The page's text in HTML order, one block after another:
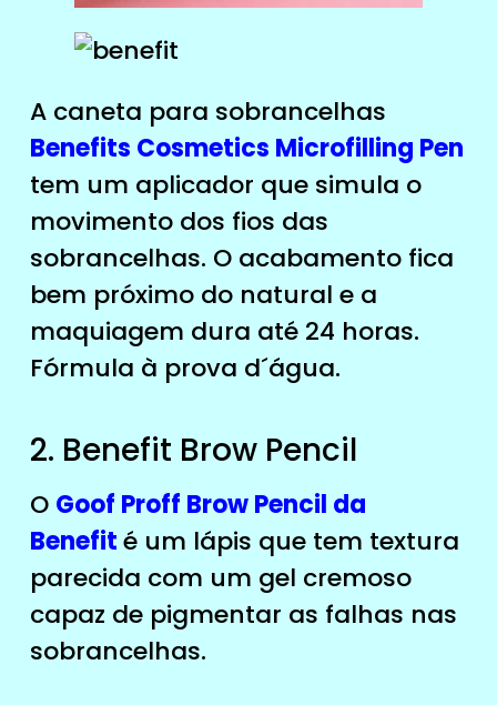
A caneta para sobrancelhas
Benefits Cosmetics Microfilling Pen
tem um aplicador que simula o
movimento dos fios das
sobrancelhas. O acabamento fica
bem próximo do natural e a
maquiagem dura até 24 horas.
Fórmula à prova d´água.
2. Benefit Brow Pencil
O Goof Proff Brow Pencil da
Benefité um lápis que tem textura
parecida com um gel cremoso
capaz de pigmentar as falhas nas
sobrancelhas.